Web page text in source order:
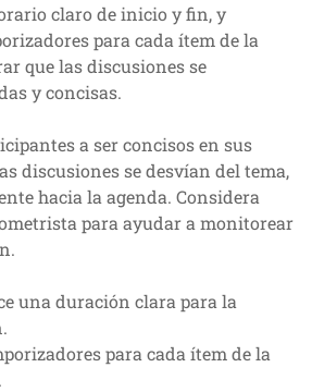
claro de inicio y fin, y
para cada ítem de la
que las discusiones se
y concisas.
a ser concisos en sus
discusiones se desvían del tema,
hacia la agenda. Considera
para ayudar a monitorear
una duración clara para la
para cada ítem de la